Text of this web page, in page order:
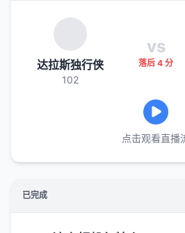
达拉斯独行侠
102
vs
落后 4 分
点击观看直播
已完成